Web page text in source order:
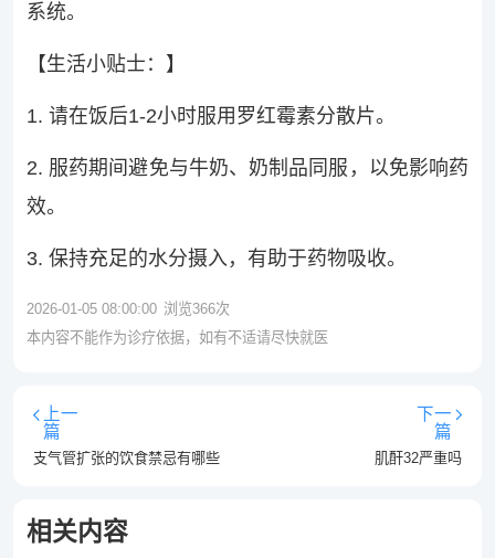
系统。
【生活小贴士：】
1. 请在饭后1-2小时服用罗红霉素分散片。
2. 服药期间避免与牛奶、奶制品同服，以免影响药
效。
3. 保持充足的水分摄入，有助于药物吸收。
2026-01-05 08:00:00 浏览366次
本内容不能作为诊疗依据，如有不适请尽快就医
上一
篇
支气管扩张的饮食禁忌有哪些
下一
篇
肌酐32严重吗
相关内容